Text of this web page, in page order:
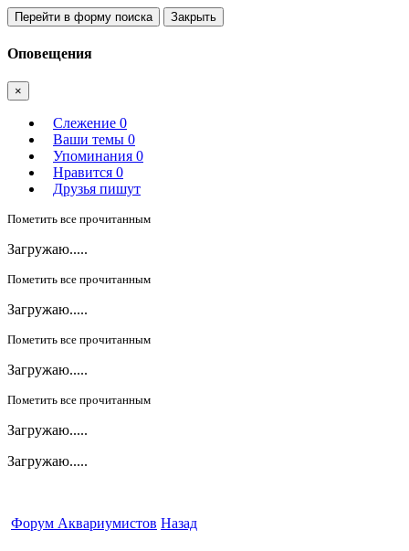
Перейти в форму поиска Закрыть
Оповещения
×
Слежение 0
Ваши темы 0
Упоминания 0
Нравится 0
Друзья пишут
Пометить все прочитанным
Загружаю.....
Пометить все прочитанным
Загружаю.....
Пометить все прочитанным
Загружаю.....
Пометить все прочитанным
Загружаю.....
Загружаю.....
Форум Аквариумистов Назад